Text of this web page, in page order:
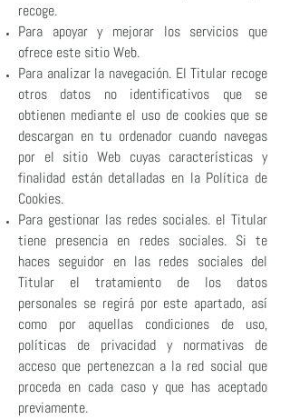
recoge.
Para apoyar y mejorar los servicios que
ofrece este sitio Web.
Para analizar la navegación. El Titular recoge
otros datos no identificativos que se
obtienen mediante el uso de cookies que se
descargan en tu ordenador cuando navegas
por el sitio Web cuyas características y
finalidad están detalladas en la Política de
Cookies.
Para gestionar las redes sociales. el Titular
tiene presencia en redes sociales. Si te
haces seguidor en las redes sociales del
Titular el tratamiento de los datos
personales se regirá por este apartado, así
como por aquellas condiciones de uso,
políticas de privacidad y normativas de
acceso que pertenezcan a la red social que
proceda en cada caso y que has aceptado
previamente.